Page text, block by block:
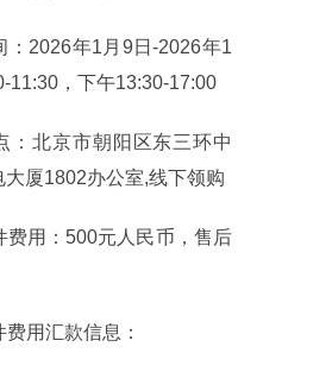
：2026年1月9日-2026年1
11:30，下午13:30-17:00
：北京市朝阳区东三环中
厦1802办公室,线下领购
费用：500元人民币，售后
用汇款信息：